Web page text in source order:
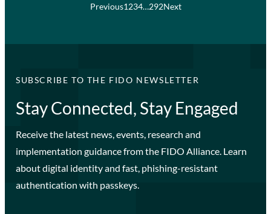
Previous1234…292Next
SUBSCRIBE TO THE FIDO NEWSLETTER
Stay Connected, Stay Engaged
Receive the latest news, events, research and
implementation guidance from the FIDO Alliance. Learn
about digital identity and fast, phishing-resistant
authentication with passkeys.